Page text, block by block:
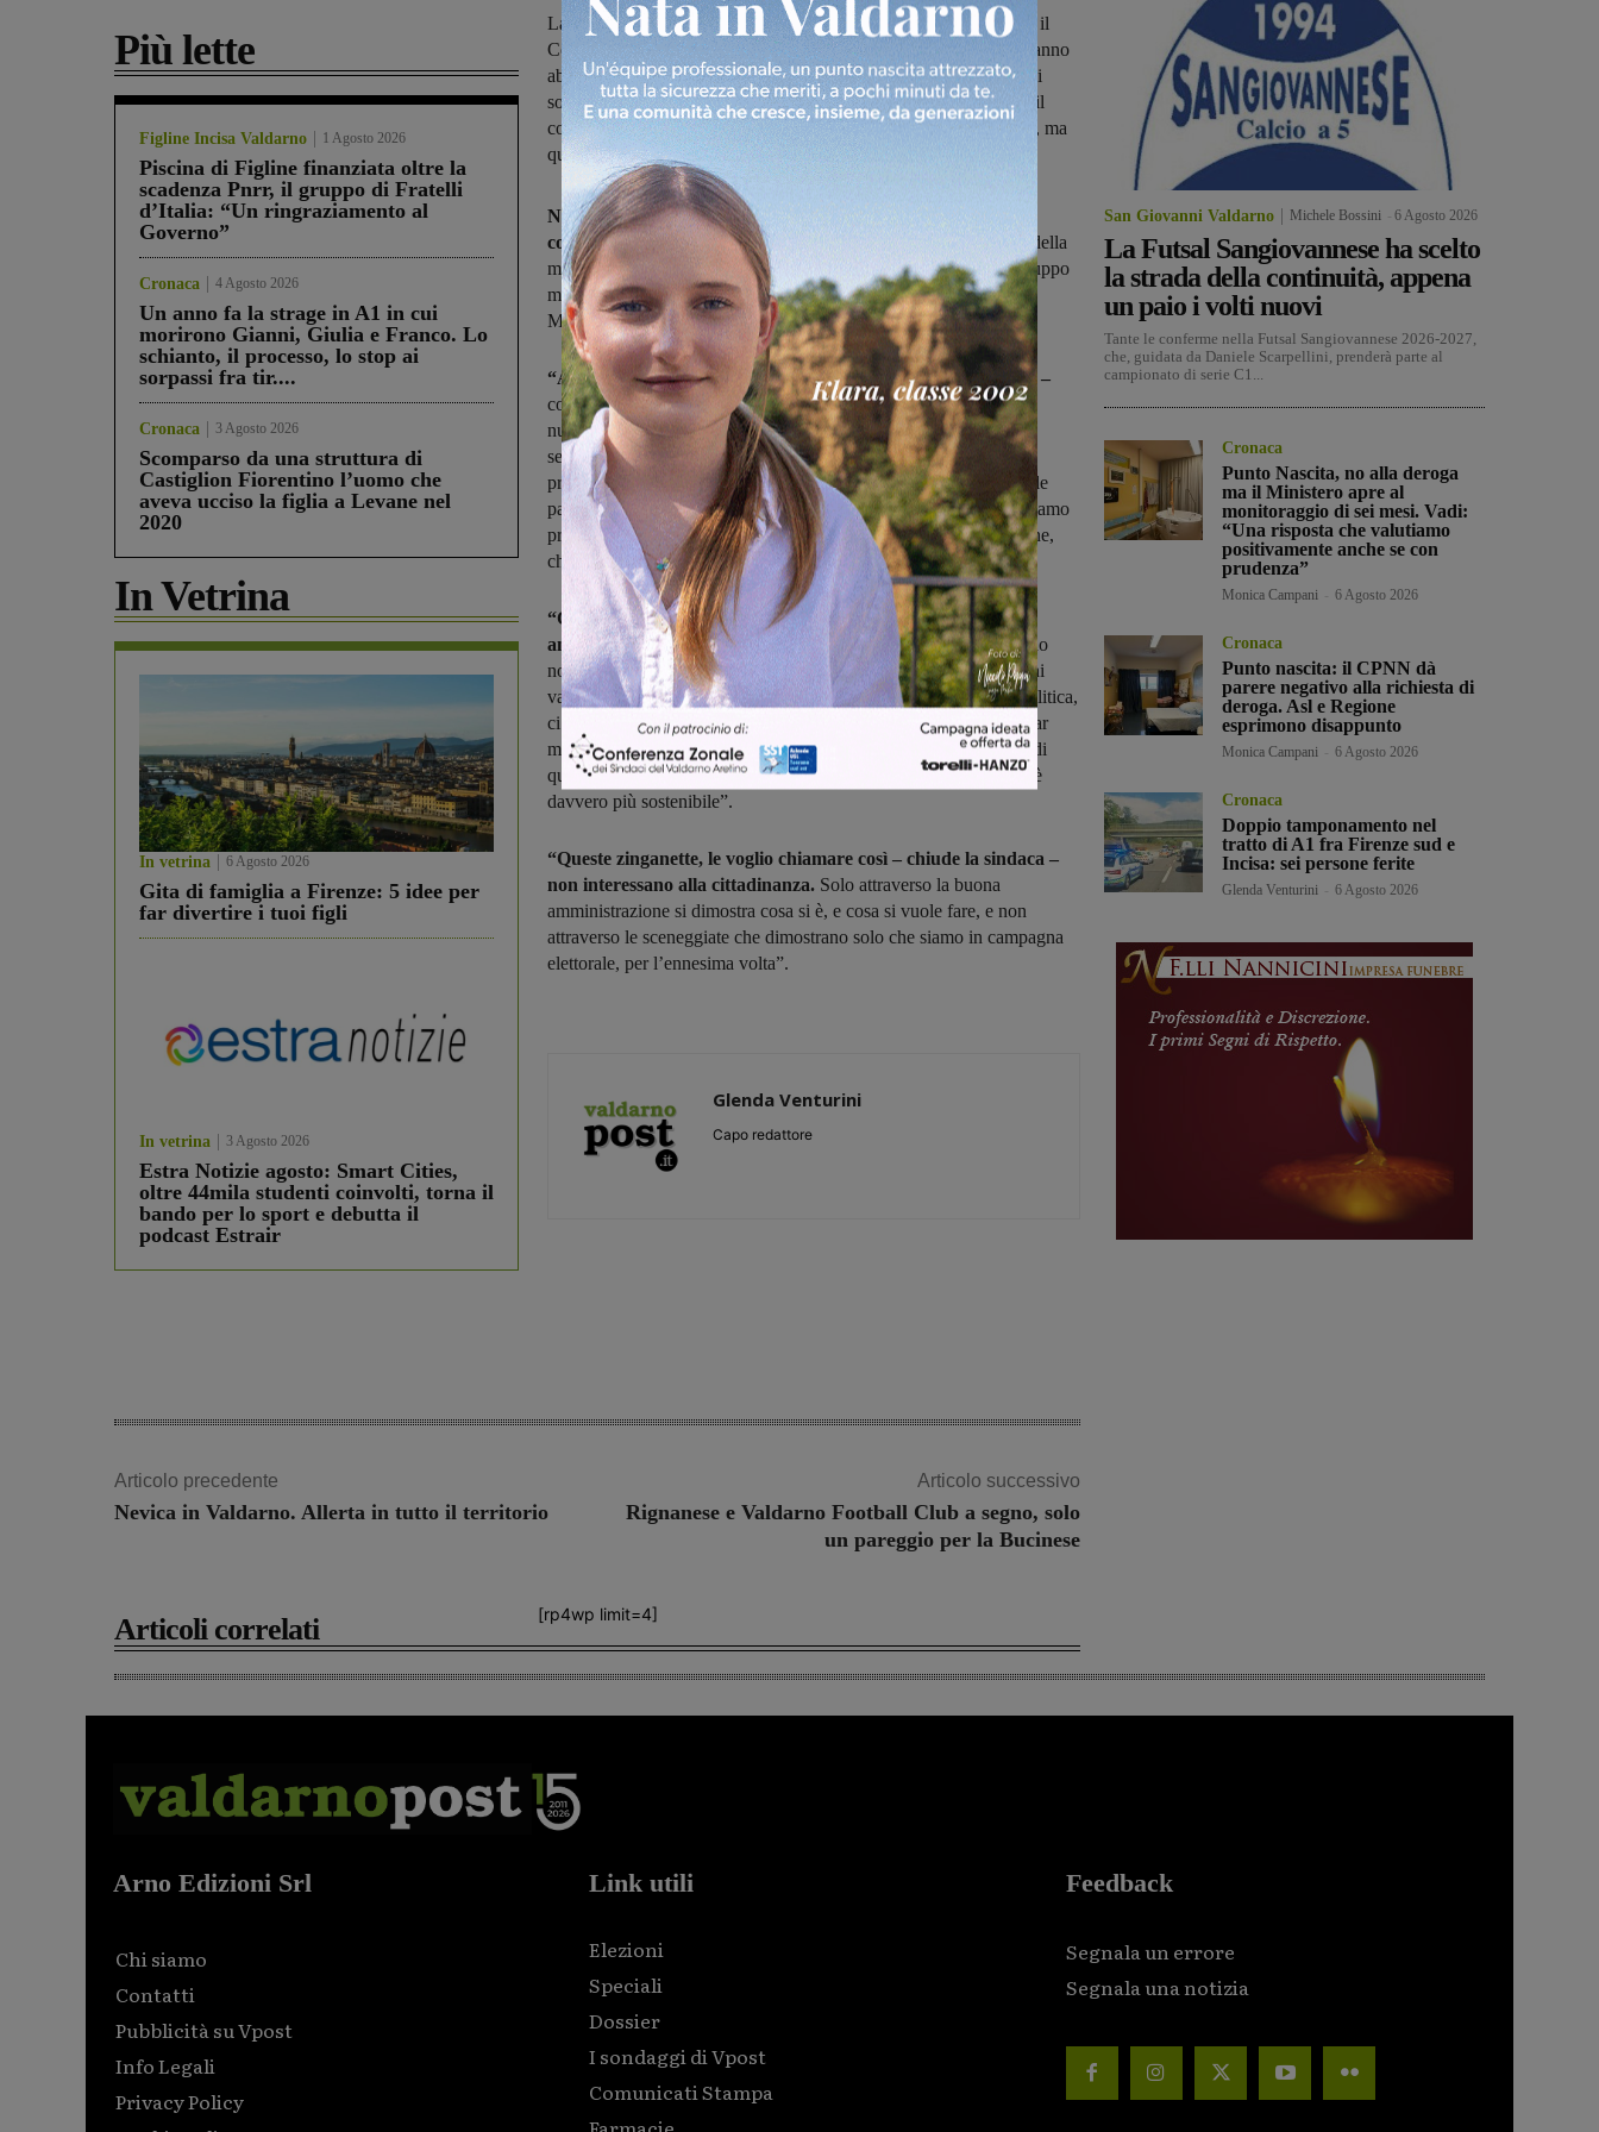
Più lette
Figline Incisa Valdarno 1 Agosto 2026
Piscina di Figline finanziata oltre la
scadenza Pnrr, il gruppo di Fratelli
d’Italia: “Un ringraziamento al
Governo”
Cronaca 4 Agosto 2026
Un anno fa la strage in A1 in cui
morirono Gianni, Giulia e Franco. Lo
schianto, il processo, lo stop ai
sorpassi fra tir....
Cronaca 3 Agosto 2026
Scomparso da una struttura di
Castiglion Fiorentino l’uomo che
aveva ucciso la figlia a Levane nel
2020
In Vetrina
In vetrina 6 Agosto 2026
Gita di famiglia a Firenze: 5 idee per
far divertire i tuoi figli
In vetrina 3 Agosto 2026
Estra Notizie agosto: Smart Cities,
oltre 44mila studenti coinvolti, torna il
bando per lo sport e debutta il
podcast Estrair
La sindaca di Figline e Incisa interviene sulla polemica nata dopo il
Consiglio comunale di Venerdì scorso, nel quale le opposizioni hanno
abbandonato l’aula al momento della surroga di un consigliere e si
sono appellate alla mancanza di numero legale, chiedendo anche il
commissariamento del comune. “Sono già in campagna elettorale, ma
questo non è il modo di fare politica”
Non si spegne la polemica, dopo le contestazioni nel consiglio
comunale di Figline e Incisa di venerdì scorso. Dopo le accuse della
maggioranza e la replica dei consiglieri delle opposizioni e del gruppo
misto, che si sono rivolti ai carabinieri, ora parla la sindaca Giulia
Mugnai, che definisce quel comportamento come “zinganette”.
“Abbiamo assistito a una scena indegna – commenta Mugnai –
con le opposizioni che si sono alzate per cercare di far mancare il
numero legale e impedire a un consigliere di entrare nel proprio
servizio attraverso una surroga. È un atto che credo non abbia
precedenti. Tra l’altro siamo stati obbligati a procedere attraverso le
parole della segretaria, che hanno permesso di farlo, e quindi abbiamo
proceduto responsabilmente anche a votare il bilancio di previsione,
che comprende investimenti importanti anche nelle scuole”.
“Chi vuole impedire alla democrazia di svolgersi – continua
ancora Giulia Mugnai – fa un atto di grave irresponsabilità, credo
non sia ricevibile questo tipo di atteggiamento, perché le istituzioni
vanno rispettate in maniera seria. Prima delle sceneggiate della politica,
ci deve stare a cuore l’interesse pubblico e i cittadini. Pensare di far
mancare il numero legale, senza parlare di politica, senza parlare di
quegli interventi del bilancio che interessano la cittadinanza, non è
davvero più sostenibile”.
“Queste zinganette, le voglio chiamare così – chiude la sindaca –
non interessano alla cittadinanza. Solo attraverso la buona
amministrazione si dimostra cosa si è, e cosa si vuole fare, e non
attraverso le sceneggiate che dimostrano solo che siamo in campagna
elettorale, per l’ennesima volta”.
Glenda Venturini
Capo redattore
Articolo precedente
Nevica in Valdarno. Allerta in tutto il territorio
Articolo successivo
Rignanese e Valdarno Football Club a segno, solo
un pareggio per la Bucinese
[rp4wp limit=4]
Articoli correlati
San Giovanni Valdarno Michele Bossini 6 Agosto 2026
La Futsal Sangiovannese ha scelto
la strada della continuità, appena
un paio i volti nuovi
Tante le conferme nella Futsal Sangiovannese 2026-2027,
che, guidata da Daniele Scarpellini, prenderà parte al
campionato di serie C1...
Cronaca
Punto Nascita, no alla deroga
ma il Ministero apre al
monitoraggio di sei mesi. Vadi:
“Una risposta che valutiamo
positivamente anche se con
prudenza”
Monica Campani 6 Agosto 2026
Cronaca
Punto nascita: il CPNN dà
parere negativo alla richiesta di
deroga. Asl e Regione
esprimono disappunto
Monica Campani 6 Agosto 2026
Cronaca
Doppio tamponamento nel
tratto di A1 fra Firenze sud e
Incisa: sei persone ferite
Glenda Venturini 6 Agosto 2026
Arno Edizioni Srl
Chi siamo
Contatti
Pubblicità su Vpost
Info Legali
Privacy Policy
Link utili
Elezioni
Speciali
Dossier
I sondaggi di Vpost
Comunicati Stampa
Feedback
Segnala un errore
Segnala una notizia